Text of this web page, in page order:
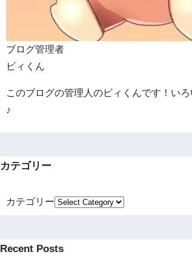
ブログ管理者
ビィくん
このブログの管理人のビィくんです！い
♪
カテゴリー
カテゴリー
Recent Posts